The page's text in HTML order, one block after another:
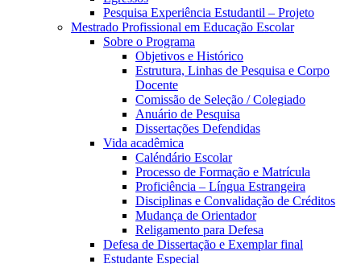
Pesquisa Experiência Estudantil – Projeto
Mestrado Profissional em Educação Escolar
Sobre o Programa
Objetivos e Histórico
Estrutura, Linhas de Pesquisa e Corpo
Docente
Comissão de Seleção / Colegiado
Anuário de Pesquisa
Dissertações Defendidas
Vida acadêmica
Caléndário Escolar
Processo de Formação e Matrícula
Proficiência – Língua Estrangeira
Disciplinas e Convalidação de Créditos
Mudança de Orientador
Religamento para Defesa
Defesa de Dissertação e Exemplar final
Estudante Especial